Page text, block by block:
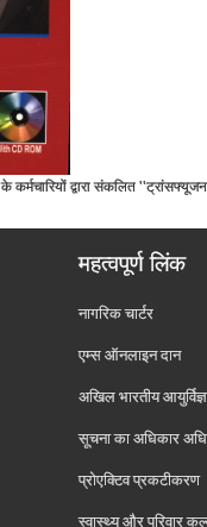
के कर्मचारियों द्वारा संकलित
महत्वपूर्ण लिंक
नागरिक चार्टर
एम्स ऑनलाइन दान
अखिल भारतीय
सूचना का अधिकार
प्रोएक्टिव प्रकटीकरण
स्वास्थ्य और परिवार